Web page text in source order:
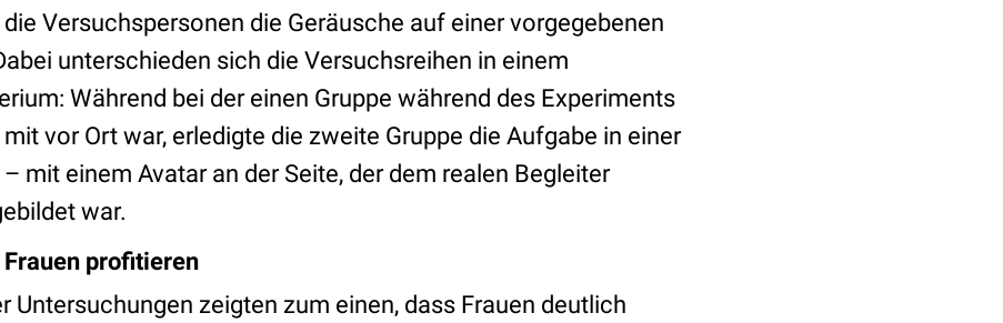
Versuchspersonen die Geräusche auf einer vorgegebenen
unterschieden sich die Versuchsreihen in einem
Während bei der einen Gruppe während des Experiments
vor Ort war, erledigte die zweite Gruppe die Aufgabe in einer
mit einem Avatar an der Seite, der dem realen Begleiter
war.
profitieren
Untersuchungen zeigten zum einen, dass Frauen deutlich